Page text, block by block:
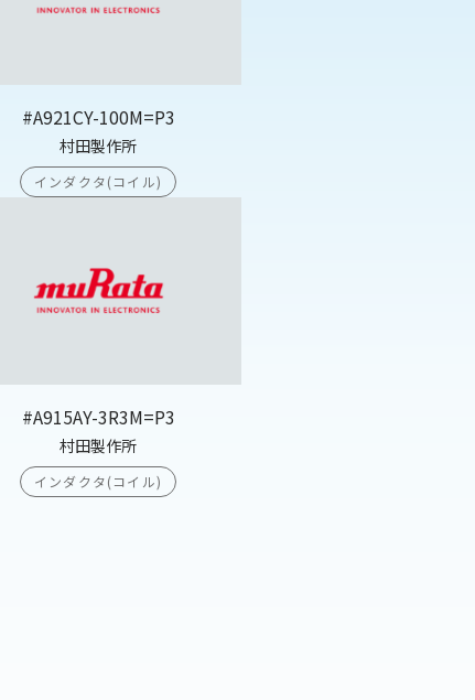
#A921CY-100M=P3
村田製作所
インダクタ(コイル)
#A915AY-3R3M=P3
村田製作所
インダクタ(コイル)